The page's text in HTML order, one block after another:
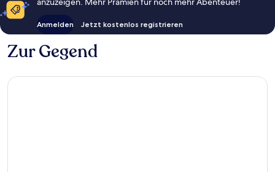
Anmelden Jetzt kostenlos registrieren
Zur Gegend